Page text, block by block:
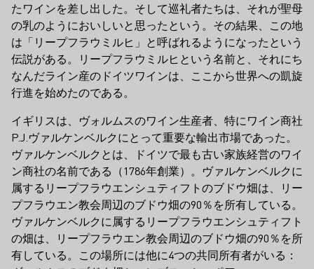
たワインを差し出した。そして巡礼者たちは、それが聖母
の乳のようにおいしいと思ったという。その結果、この地
は「リープフラウミルヒ」と呼ばれるようになったという
伝説がある。リープフラウミルヒという名前と、それにち
なんだライン産のドイツワインは、ここから世界への凱旋
行進を始めたのである。
イギリスは、ヴォルムスのワイン生産者、特にワイン商社
P.J.ヴァルケンベルクにとって重要な輸出市場であった。
ヴァルケンベルクとは、ドイツで最も古い家族経営のワイ
ン商社の名前である（1786年創業）。ヴァルケンベルクに
属するリープフラウエンシュティフトのブドウ畑は、リー
プフラウエン教会周辺のブドウ畑の90％を所有している。
ヴァルケンベルクに属するリープフラウエンシュティフト
の畑は、リープフラウエン教会周辺のブドウ畑の90％を所
有している。この場所には他に4つの共同所有者がいる：